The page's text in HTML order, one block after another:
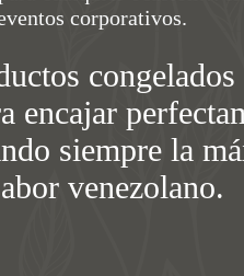
corporativos.
encajar
siempre la
venezolano.